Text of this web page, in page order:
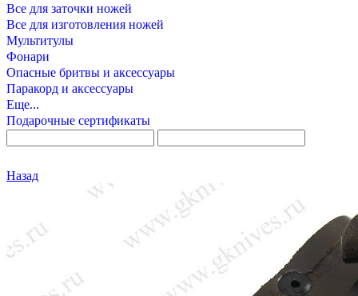
Все для заточки ножей
Все для изготовления ножей
Мультитулы
Фонари
Опасные бритвы и аксессуары
Паракорд и аксессуары
Еще...
Подарочные сертификаты
Назад